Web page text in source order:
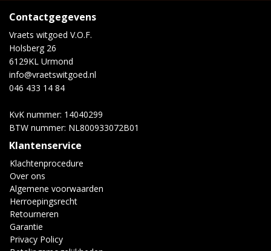
Contactgegevens
Vraets witgoed V.O.F.
Holsberg 26
6129KL Urmond
info@vraetswitgoed.nl
046 433 14 84
KvK nummer: 14040299
BTW nummer: NL800933072B01
Klantenservice
Klachtenprocedure
Over ons
Algemene voorwaarden
Herroepingsrecht
Retourneren
Garantie
Privacy Policy